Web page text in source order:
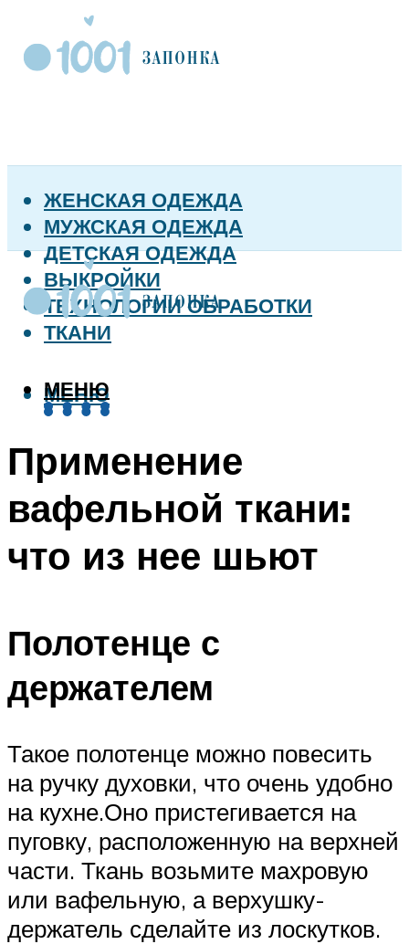
ЖЕНСКАЯ ОДЕЖДА
МУЖСКАЯ ОДЕЖДА
ДЕТСКАЯ ОДЕЖДА
ВЫКРОЙКИ
ТЕХНОЛОГИИ ОБРАБОТКИ
ТКАНИ
МЕНЮ
МЕНЮ
Применение
вафельной ткани:
что из нее шьют
Полотенце с
держателем
Такое полотенце можно повесить
на ручку духовки, что очень удобно
на кухне.Оно пристегивается на
пуговку, расположенную на верхней
части. Ткань возьмите махровую
или вафельную, а верхушку-
держатель сделайте из лоскутков.